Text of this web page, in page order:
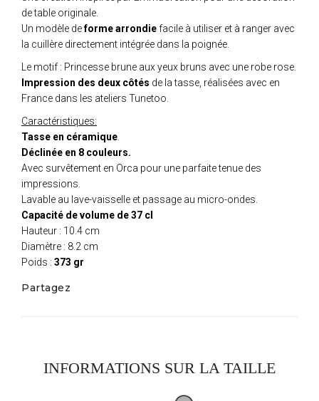
de table originale.
Un modèle deforme arrondiefacile à utiliser et à ranger avec
la cuillère directement intégrée dans la poignée.
Le motif : Princesse brune aux yeux bruns avec une robe rose.
Impression des deux côtés de la tasse, réalisées avec en
France dans les ateliers Tunetoo.
Caractéristiques:
Tasse en céramique
Déclinée en 8 couleurs.
Avec survêtement en Orca pour une parfaite tenue des
impressions.
Lavable au lave-vaisselle et passage au micro-ondes.
Capacité de volume de 37 cl
Hauteur : 10.4 cm
Diamètre : 8.2 cm
Poids : 373 gr
Partagez
INFORMATIONS SUR LA TAILLE